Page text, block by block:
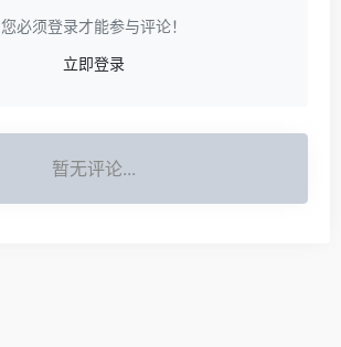
您必须登录才能参与评论！
立即登录
暂无评论...